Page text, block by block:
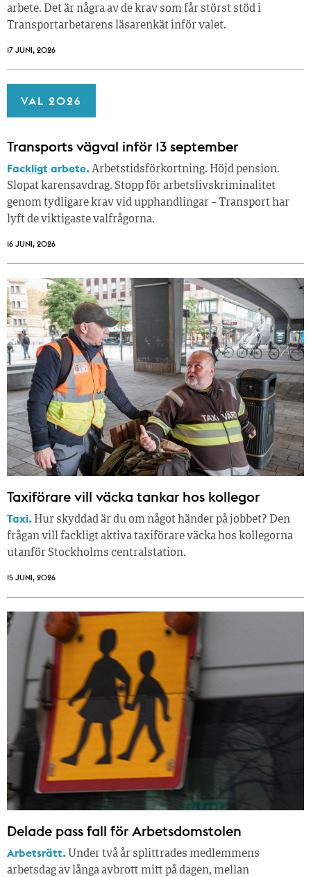
arbete. Det är några av de krav som får störst stöd i
Transportarbetarens läsar­enkät inför valet.
17 JUNI, 2026
VAL 2026
Transports vägval inför 13 september
Fackligt arbete.Arbetstidsförkortning. Höjd pension.
Slopat karensavdrag. Stopp för arbetslivskriminalitet
genom tydligare krav vid upphandlingar – Transport har
lyft de viktigaste valfrågorna.
16 JUNI, 2026
Taxiförare vill väcka tankar hos kollegor
Taxi. Hur skyddad är du om något händer på jobbet? Den
frågan vill fackligt aktiva taxiförare väcka hos kollegorna
utanför Stockholms centralstation.
15 JUNI, 2026
Delade pass fall för Arbetsdomstolen
Arbetsrätt. Under två år splittrades medlemmens
arbetsdag av långa avbrott mitt på dagen, mellan